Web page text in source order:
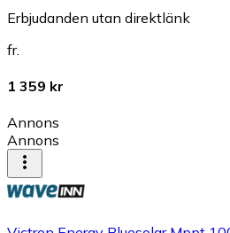
Erbjudanden utan direktlänk
fr.
1 359 kr
Annons
Annons